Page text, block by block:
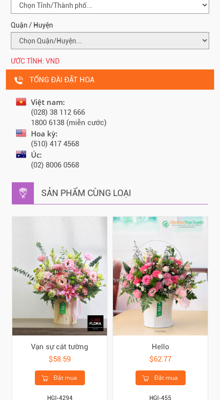
Quận / Huyện
ƯỚC TÍNH: VND
TỔNG ĐÀI ĐẶT HOA
Việt nam:
(028) 38 112 666
1800 6138 (miễn cước)
Hoa kỳ:
(510) 417 4568
Úc:
(02) 8006 0568
SẢN PHẨM CÙNG LOẠI
Vạn sự cát tường
$58.59
Đặt mua
HGI-4294
Hello
$62.77
Đặt mua
HGI-455